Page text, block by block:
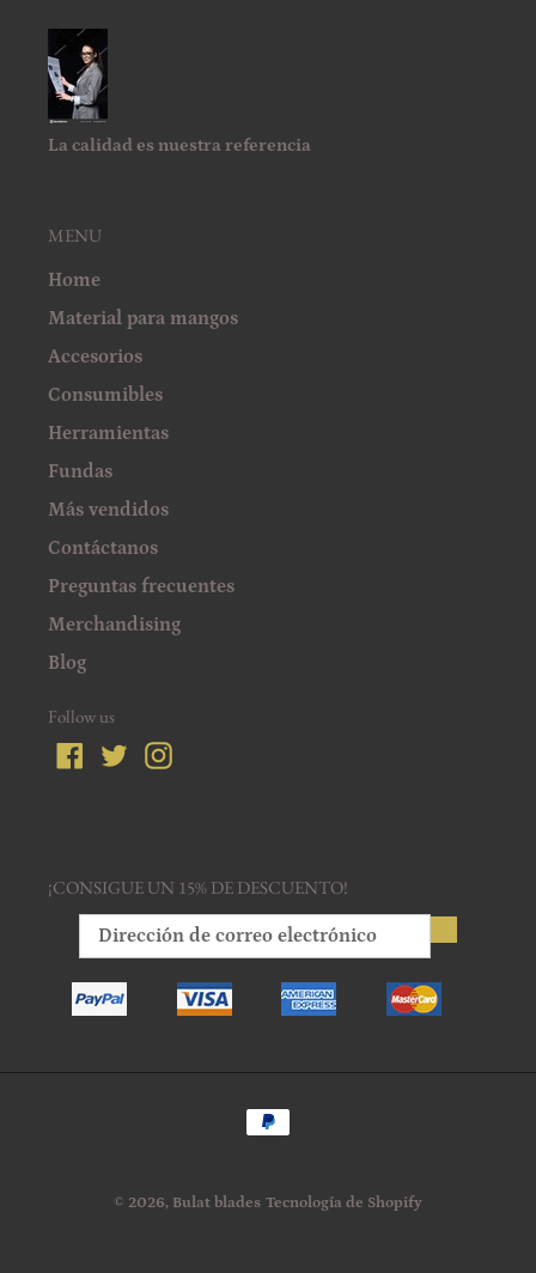
La calidad es nuestra referencia
MENU
Home
Material para mangos
Accesorios
Consumibles
Herramientas
Fundas
Más vendidos
Contáctanos
Preguntas frecuentes
Merchandising
Blog
Follow us
Facebook
TwitterInstagram
¡CONSIGUE UN 15% DE DESCUENTO!
Métodos
de
© 2026, Bulat blades Tecnología de Shopify